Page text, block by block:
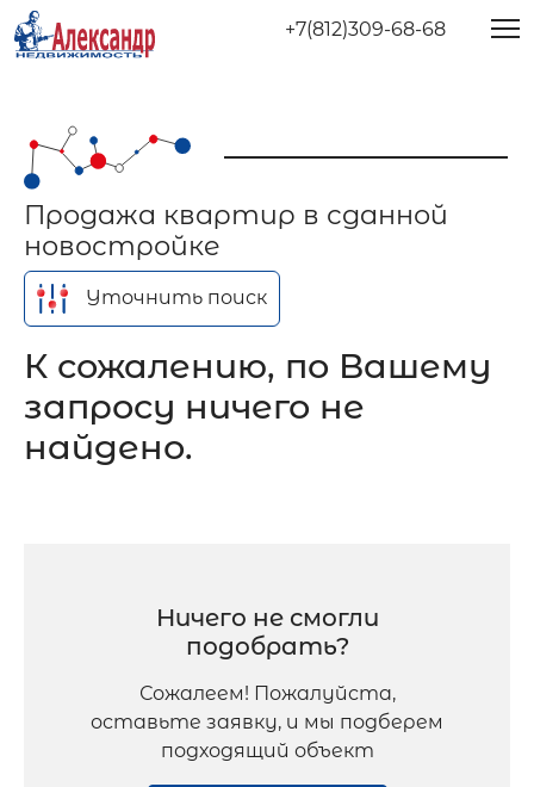
+7(812)309-68-68
Продажа квартир в сданной
новостройке
Уточнить поиск
К сожалению, по Вашему
запросу ничего не
найдено.
Ничего не смогли
подобрать?
Сожалеем! Пожалуйста,
оставьте заявку, и мы подберем
подходящий объект